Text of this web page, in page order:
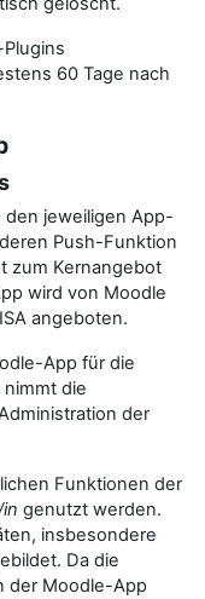
60 Tage nach
jeweiligen App-
Push-Funktion
zum Kernangebot
wird von Moodle
angeboten.
App für die
die
der
Funktionen der
genutzt werden.
insbesondere
Da die
der Moodle-App